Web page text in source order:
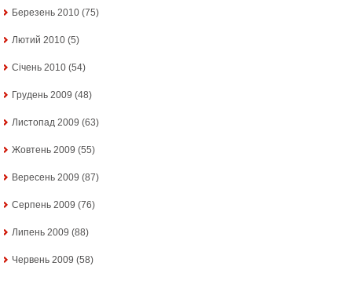
Березень 2010 (75)
Лютий 2010 (5)
Січень 2010 (54)
Грудень 2009 (48)
Листопад 2009 (63)
Жовтень 2009 (55)
Вересень 2009 (87)
Серпень 2009 (76)
Липень 2009 (88)
Червень 2009 (58)